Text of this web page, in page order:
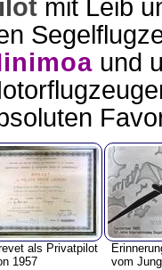
mit Leib
und
als Privatpilot
1957
vom